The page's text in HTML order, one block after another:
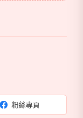
粉絲專頁